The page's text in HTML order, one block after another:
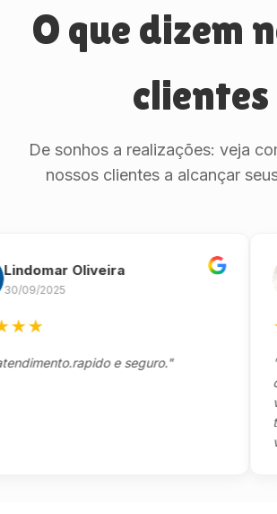
O que dizem
clientes
De sonhos a realizações: veja
nossos clientes a alcançar
Oliveira
2025
e seguro."
com
vcs